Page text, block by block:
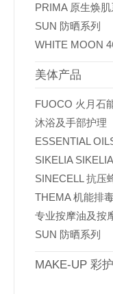
PRIMA 原生焕肌
SUN 防晒系列
WHITE MOON
美体产品
FUOCO 火月石
沐浴及手部护理
ESSENTIAL
SIKELIA
SINECELL 抗压
THEMA 机能排
专业按摩油及按
SUN 防晒系列
MAKE-UP 彩